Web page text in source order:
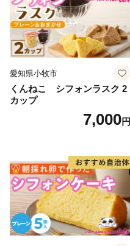
愛知県小牧市
くんねこ シフォンラスク 2
カップ
7,000円